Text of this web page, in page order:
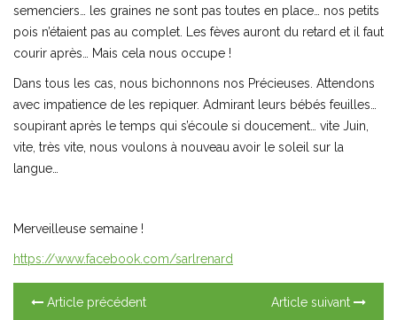
semenciers… les graines ne sont pas toutes en place… nos petits
pois n’étaient pas au complet. Les fèves auront du retard et il faut
courir après… Mais cela nous occupe !
Dans tous les cas, nous bichonnons nos Précieuses. Attendons
avec impatience de les repiquer. Admirant leurs bébés feuilles…
soupirant après le temps qui s’écoule si doucement… vite Juin,
vite, très vite, nous voulons à nouveau avoir le soleil sur la
langue…
Merveilleuse semaine !
https://www.facebook.com/sarlrenard
Article précédent Article suivant